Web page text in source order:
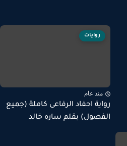
روايات
منذ عام
رواية احفاد الرفاعى كاملة (جميع
الفصول) بقلم ساره خالد